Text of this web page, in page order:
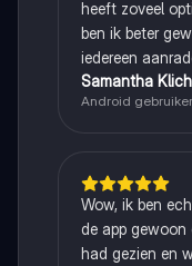
heeft zoveel
ben ik beter
iedereen
Samantha Klich
Android gebruiker
Wow, ik ben
de app gewoon
had gezien en